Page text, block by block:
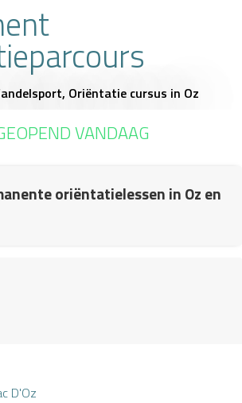
Oriëntatie cursus in Oz
VANDAAG
oriëntatielessen in Oz en
D'Oz